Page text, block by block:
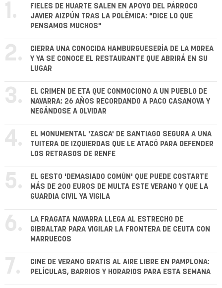
1.
FIELES DE HUARTE SALEN EN APOYO DEL PÁRROCO
JAVIER AIZPÚN TRAS LA POLÉMICA: "DICE LO QUE
PENSAMOS MUCHOS"
2.
CIERRA UNA CONOCIDA HAMBURGUESERÍA DE LA MOREA
Y YA SE CONOCE EL RESTAURANTE QUE ABRIRÁ EN SU
LUGAR
3.
EL CRIMEN DE ETA QUE CONMOCIONÓ A UN PUEBLO DE
NAVARRA: 26 AÑOS RECORDANDO A PACO CASANOVA Y
NEGÁNDOSE A OLVIDAR
4.
EL MONUMENTAL 'ZASCA' DE SANTIAGO SEGURA A UNA
TUITERA DE IZQUIERDAS QUE LE ATACÓ PARA DEFENDER
LOS RETRASOS DE RENFE
5.
EL GESTO 'DEMASIADO COMÚN' QUE PUEDE COSTARTE
MÁS DE 200 EUROS DE MULTA ESTE VERANO Y QUE LA
GUARDIA CIVIL YA VIGILA
6.
LA FRAGATA NAVARRA LLEGA AL ESTRECHO DE
GIBRALTAR PARA VIGILAR LA FRONTERA DE CEUTA CON
MARRUECOS
7.
CINE DE VERANO GRATIS AL AIRE LIBRE EN PAMPLONA:
PELÍCULAS, BARRIOS Y HORARIOS PARA ESTA SEMANA